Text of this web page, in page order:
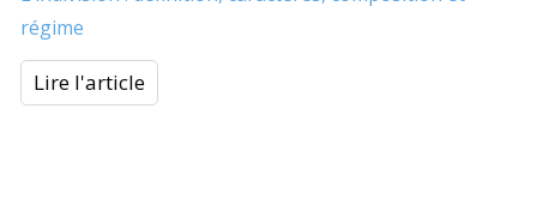
régime
Lire l'article